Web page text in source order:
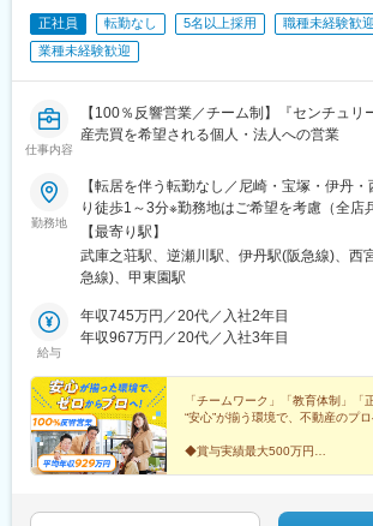
正社員 転勤なし 5名以上採用
職種未経験歓迎
業種未経験歓迎
仕事内容
【100％反響営業／チーム制】『センチュリ
産売買を希望される個人・法人への営業
勤務地
【転居を伴う転勤なし／尼崎・宝塚・伊丹
り徒歩1～3分※勤務地はご希望を考慮（全店
ン歓迎◎本部／尼崎市武庫之荘2-1-8☆武庫之
之荘2-3-1☆宝塚店／宝塚市伊孑志1-7-40☆伊
8-1☆阪急西宮ガーデンズ前店／西宮市高松
西宮北口店／西宮市甲風園1-6-8★甲東園店／
15☆かっこいいリフォーム店／尼崎市武庫
への在籍出向・所在地：兵庫県尼崎市武庫
記住所を参照・事業内容：不動産仲介・管理
元と同様★印の店舗に配属の場合
ロスへの在籍出向・所在地：兵庫県西宮市甲
上記住所を参照・事業内容：不動産仲介・管
【最寄り駅】
武庫之荘駅、逆瀬川駅、伊丹駅(阪急線)、西
急線)、甲東園駅
給与
年収745万円／20代／入社2年目
年収967万円／20代／入社3年目
「チームワーク」「教育体制」「
“安心”が揃う環境で、不動産のプロ
◆賞与実績最大500万円
◆賃貸部門で11年連続全国No.1